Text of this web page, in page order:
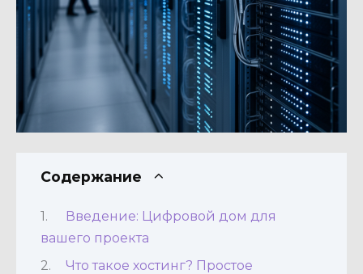
Содержание
Введение: Цифровой дом для
вашего проекта
Что такое хостинг? Простое